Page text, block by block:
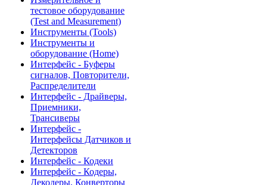
тестовое оборудование
(Test and Measurement)
Инструменты (Tools)
Инструменты и
оборудование (Home)
Интерфейс - Буферы
сигналов, Повторители,
Распределители
Интерфейс - Драйверы,
Приемники,
Трансиверы
Интерфейс -
Интерфейсы Датчиков и
Детекторов
Интерфейс - Кодеки
Интерфейс - Кодеры,
Декодеры, Конверторы